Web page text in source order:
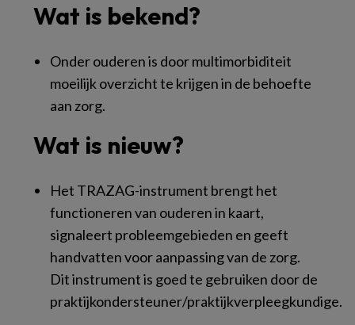
Wat is bekend?
Onder ouderen is door multimorbiditeit
moeilijk overzicht te krijgen in de behoefte
aan zorg.
Wat is nieuw?
Het TRAZAG-instrument brengt het
functioneren van ouderen in kaart,
signaleert probleemgebieden en geeft
handvatten voor aanpassing van de zorg.
Dit instrument is goed te gebruiken door de
praktijkondersteuner/praktijkverpleegkundige.